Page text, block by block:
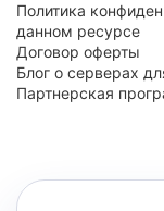
Политика
данном ресурсе
Договор оферты
Блог о серверах
Партнерская